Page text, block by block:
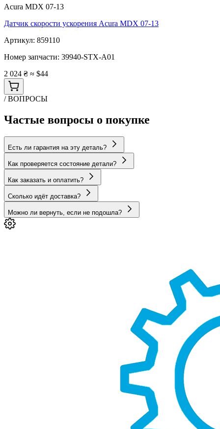
Acura MDX 07-13
Датчик скорости ускорения Acura MDX 07-13
Артикул: 859110
Номер запчасти: 39940-STX-A01
2 024 ₴ ≈ $44
/ ВОПРОСЫ
Частые вопросы о покупке
Есть ли гарантия на эту деталь?
Как проверяется состояние детали?
Как заказать и оплатить?
Сколько идёт доставка?
Можно ли вернуть, если не подошла?